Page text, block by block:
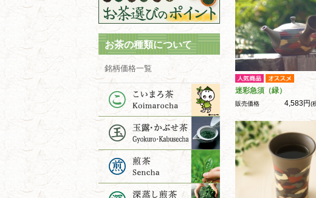
お茶の種類について
銘柄価格一覧
迷彩急須（緑）
販売価格 4,583円(